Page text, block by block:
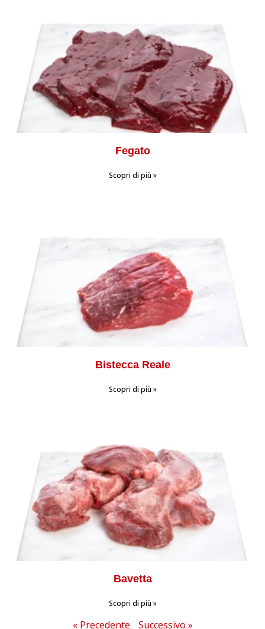
Fegato
Scopri di più »
Bistecca Reale
Scopri di più »
Bavetta
Scopri di più »
« Precedente Successivo »